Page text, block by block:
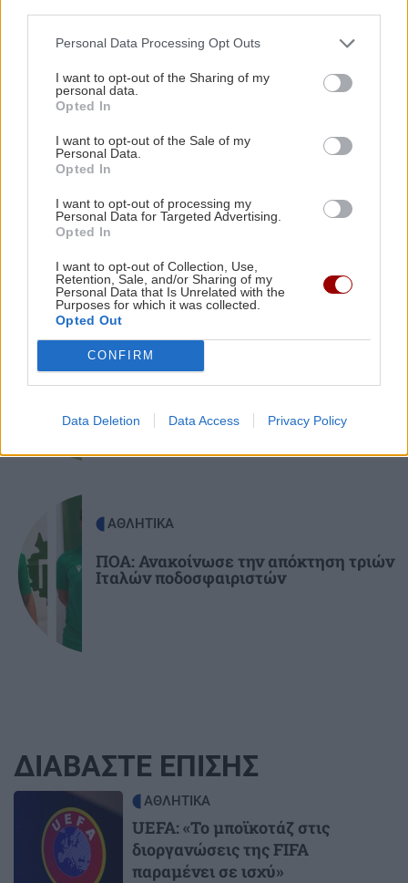
Personal Data Processing Opt Outs
I want to opt-out of the Sharing of my
personal data.
Opted In
I want to opt-out of the Sale of my
Personal Data.
Opted In
I want to opt-out of processing my
Personal Data for Targeted Advertising.
Opted In
I want to opt-out of Collection, Use,
Retention, Sale, and/or Sharing of my
Personal Data that Is Unrelated with the
Purposes for which it was collected.
Opted Out
CONFIRM
Data Deletion Data Access Privacy Policy
GOSSIP - LIFESTYLE
Γιώργος Λιάγκας: «Ο Τζορτζ Κλούνεϊ της
Ελλάδας…»
21:52
ΚΟΣΜΟΣ
Η Βουδαπέστη χαμηλώνει τα φώτα σε μνημεία
και ιστορικά κτίρια για να εξοικονομήσει
ενέργεια
21:43
ΕΛΛΑΔΑ
Το τέλος μιας εποχής για το Allou! Fun Park - Η
περιοχή γυρίζει σελίδα
GOSSIP - LIFESTYLE
Η Μπάρμπρα Στρέιζαντ υπογράφει το
πρώτο της παιδικό βιβλίο
Europa League: Η Άντερλεχτ νίκησε 1-
0 τον ΠΑΟΚ στην Τούμπα κι όλα θα
ΑΘΛΗΤΙΚΑ
ΠΟΑ: Ανακοίνωσε την απόκτηση τριών
Ιταλών ποδοσφαιριστών
ΔΙΑΒΑΣΤΕ ΕΠΙΣΗΣ
ΑΘΛΗΤΙΚΑ
UEFA: «Το μποϊκοτάζ στις
διοργανώσεις της FIFA
παραμένει σε ισχύ»